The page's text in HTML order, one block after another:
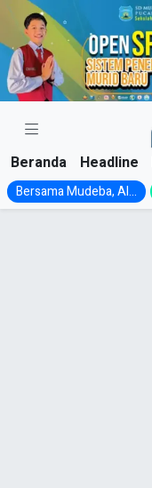
Skip
content
Beranda Headline
Bersama Mudeba, Al...